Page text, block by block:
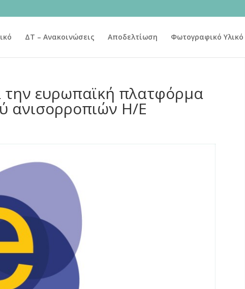
ΔΤ – Ανακοινώσεις Αποδελτίωση Φωτογραφικό Υλικό
την ευρωπαϊκή πλατφόρμα
ανισορροπιών Η/Ε